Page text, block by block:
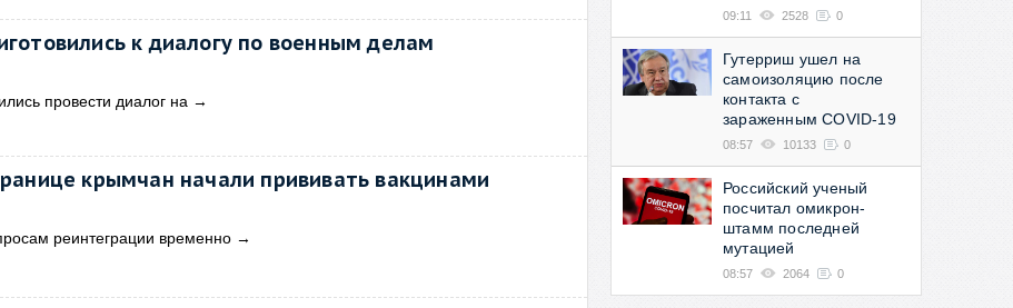
к диалогу по военным делам
провести диалог на →
крымчан начали прививать вакцинами
реинтеграции временно →
09:11 2528 0
Гутерриш ушел на
самоизоляцию после
контакта с
зараженным COVID-19
08:57 10133 0
Российский ученый
посчитал омикрон-
штамм последней
мутацией
08:57 2064 0